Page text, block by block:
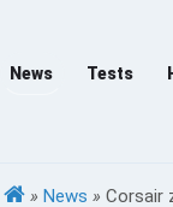
News Tests
» News » Corsair